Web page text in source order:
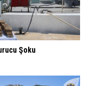
Şoku